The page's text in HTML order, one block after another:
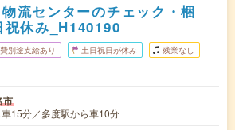
物流センターのチェック・梱
休み_H140190
別途支給あり 土日祝日が休み 残業なし
市
15分／多度駅から車10分